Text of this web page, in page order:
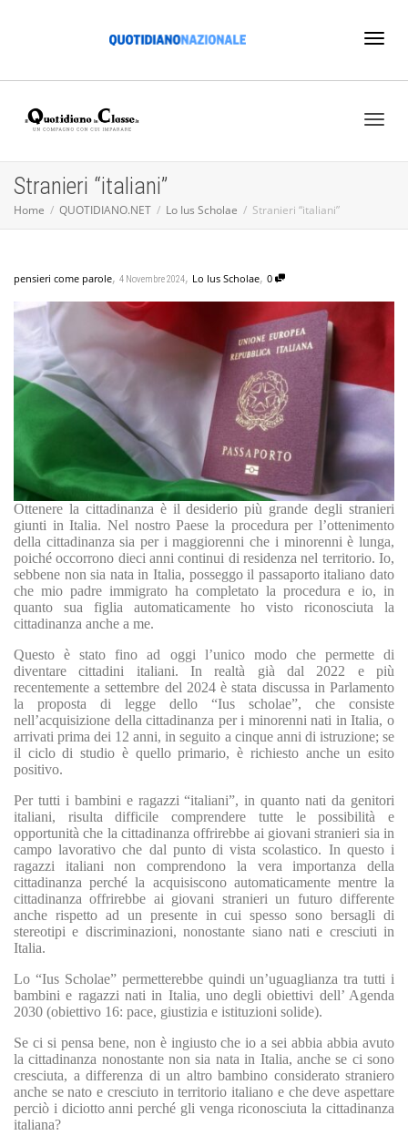
Stranieri “italiani”
Home QUOTIDIANO.NET Lo Ius Scholae Stranieri “italiani”
pensieri come parole, 4 Novembre 2024, Lo Ius Scholae, 0
Ottenere la cittadinanza è il desiderio più grande degli stranieri
giunti in Italia. Nel nostro Paese la procedura per l’ottenimento
della cittadinanza sia per i maggiorenni che i minorenni è lunga,
poiché occorrono dieci anni continui di residenza nel territorio. Io,
sebbene non sia nata in Italia, posseggo il passaporto italiano dato
che mio padre immigrato ha completato la procedura e io, in
quanto sua figlia automaticamente ho visto riconosciuta la
cittadinanza anche a me.
Questo è stato fino ad oggi l’unico modo che permette di
diventare cittadini italiani. In realtà già dal 2022 e più
recentemente a settembre del 2024 è stata discussa in Parlamento
la proposta di legge dello “Ius scholae”, che consiste
nell’acquisizione della cittadinanza per i minorenni nati in Italia, o
arrivati prima dei 12 anni, in seguito a cinque anni di istruzione; se
il ciclo di studio è quello primario, è richiesto anche un esito
positivo.
Per tutti i bambini e ragazzi “italiani”, in quanto nati da genitori
italiani, risulta difficile comprendere tutte le possibilità e
opportunità che la cittadinanza offrirebbe ai giovani stranieri sia in
campo lavorativo che dal punto di vista scolastico. In questo i
ragazzi italiani non comprendono la vera importanza della
cittadinanza perché la acquisiscono automaticamente mentre la
cittadinanza offrirebbe ai giovani stranieri un futuro differente
anche rispetto ad un presente in cui spesso sono bersagli di
stereotipi e discriminazioni, nonostante siano nati e cresciuti in
Italia.
Lo “Ius Scholae” permetterebbe quindi un’uguaglianza tra tutti i
bambini e ragazzi nati in Italia, uno degli obiettivi dell’ Agenda
2030 (obiettivo 16: pace, giustizia e istituzioni solide).
Se ci si pensa bene, non è ingiusto che io a sei abbia abbia avuto
la cittadinanza nonostante non sia nata in Italia, anche se ci sono
cresciuta, a differenza di un altro bambino considerato straniero
anche se nato e cresciuto in territorio italiano e che deve aspettare
perciò i diciotto anni perché gli venga riconosciuta la cittadinanza
italiana?